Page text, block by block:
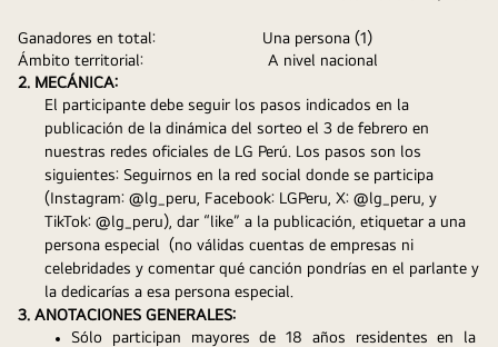
Ganadores en total:
Una persona (1)
Ámbito territorial:                            A nivel nacional
2. MECÁNICA:
El participante debe seguir los pasos indicados en la
publicación de la dinámica del sorteo el 3 de febrero en
nuestras redes oficiales de LG Perú. Los pasos son los
siguientes: Seguirnos en la red social donde se participa
(Instagram: @lg_peru, Facebook: LGPeru, X: @lg_peru, y
TikTok: @lg_peru), dar “like” a la publicación, etiquetar a una
persona especial  (no válidas cuentas de empresas ni
celebridades y comentar qué canción pondrías en el parlante y
la dedicarías a esa persona especial.
3. ANOTACIONES GENERALES:
Sólo participan mayores de 18 años residentes en la